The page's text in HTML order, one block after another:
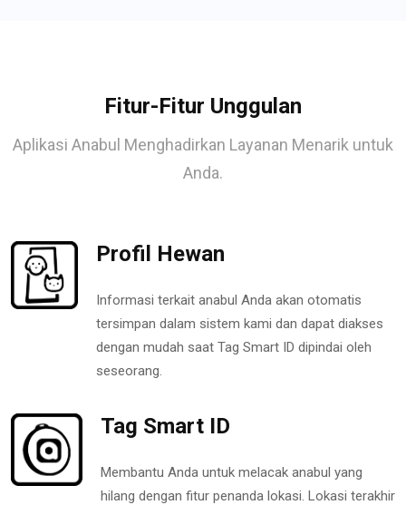
Fitur-Fitur Unggulan
Aplikasi Anabul Menghadirkan Layanan Menarik untuk
Anda.
Profil Hewan
Informasi terkait anabul Anda akan otomatis
tersimpan dalam sistem kami dan dapat diakses
dengan mudah saat Tag Smart ID dipindai oleh
seseorang.
Tag Smart ID
Membantu Anda untuk melacak anabul yang
hilang dengan fitur penanda lokasi. Lokasi terakhir